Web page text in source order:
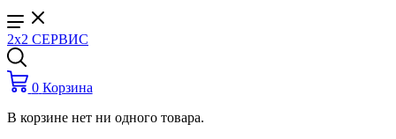
2x2 СЕРВИС
0 Корзина
В корзине нет ни одного товара.